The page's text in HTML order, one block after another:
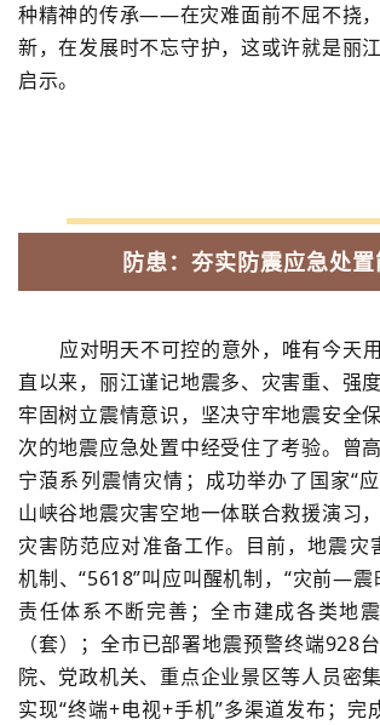
种精神的传承——在灾难面前不屈不挠
新，在发展时不忘守护，这或许就是丽
启示。
防患：夯实防震应急处置
应对明天不可控的意外，唯有今天
直以来，丽江谨记地震多、灾害重、强
牢固树立震情意识，坚决守牢地震安全
次的地震应急处置中经受住了考验。曾
宁蒗系列震情灾情；成功举办了国家“
山峡谷地震灾害空地一体联合救援演习
灾害防范应对准备工作。目前，地震灾
机制、“5618”叫应叫醒机制，“灾前—
责任体系不断完善；全市建成各类地
（套）；全市已部署地震预警终端928
院、党政机关、重点企业景区等人员密
实现“终端+电视+手机”多渠道发布；完